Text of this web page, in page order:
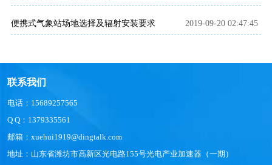
便携式气象站场地选择及辐射安装要求 2019-09-20 02:47:45
联系我们
电话：15689257565
Q Q：1379335561
邮箱：xuehui1919@dingtalk.com
地址：山东省潍坊市高新区光电路155号光电产业加速器（一期）